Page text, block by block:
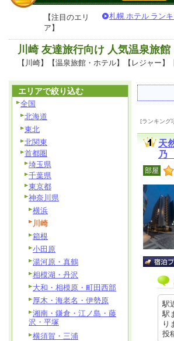
【注目のエリ
ア】
札幌 ホテル ラン
川崎 友達旅行向け 人気温泉旅
【川崎】【温泉旅館・ホテル】【レジャー】
[ランキング
天
乃
部屋
駅
駅
り
投
エリアで絞り込む
全国
北海道
東北
北関東
首都圏
埼玉県
千葉県
東京都
神奈川県
横浜
川崎
箱根
小田原
湯河原・真鶴
相模湖・丹沢
大和・相模原・町田西部
厚木・海老名・伊勢原
湘南・鎌倉・江ノ島・藤
沢・平塚
横須賀・三浦